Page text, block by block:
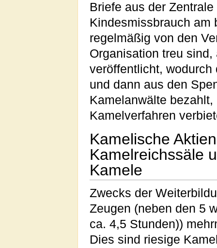
Briefe aus der
Kindesmissbrauch am
regelmäßig von den
Organisation treu
veröffentlicht, wodurch
und dann aus den
Kamelanwälte
Kamelverfahren
Kamelische
Kamelreichssäle
Kamele
Zwecks der
Zeugen (neben den 5
ca. 4,5 Stunden))
Dies sind riesige